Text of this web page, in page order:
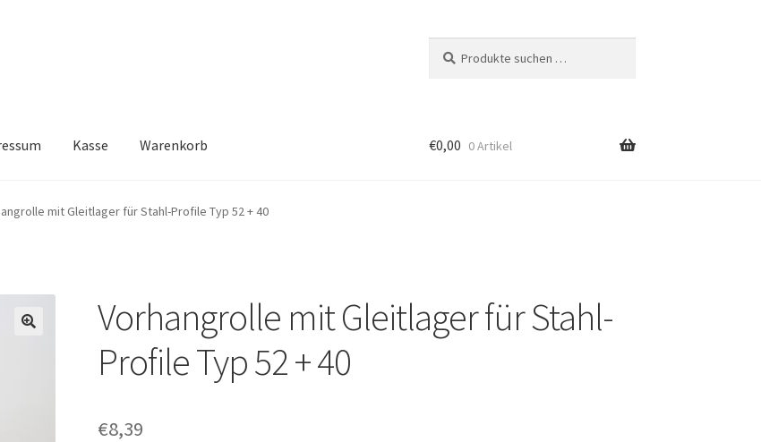
nach:
Kasse Warenkorb
Warenkorb
€0,00 0 Artikel
mit Gleitlager für Stahl-Profile Typ 52 + 40
Vorhangrolle mit Gleitlager für Stahl-
Profile Typ 52 + 40
€8,39